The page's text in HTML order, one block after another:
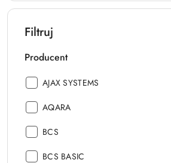
Filtruj
Producent
Producent:
AJAX SYSTEMS
Producent:
AQARA
Producent:
BCS
Producent:
BCS BASIC